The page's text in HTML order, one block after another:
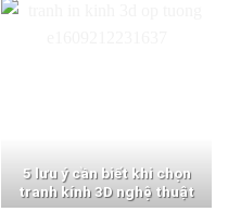
5 lưu ý cần biết khi chọn
tranh kính 3D nghệ thuật